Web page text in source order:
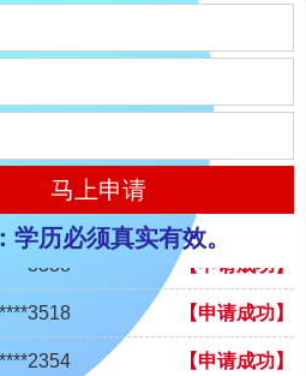
马上申请
学历必须真实有效。
【申请成功】
【申请成功】
【申请成功】
【申请成功】
【申请成功】
【申请成功】